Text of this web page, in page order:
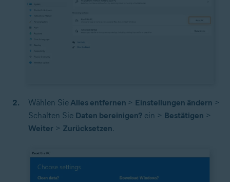
Wählen Sie Alles entfernen > Einstellungen ändern >
Schalten Sie Daten bereinigen? ein > Bestätigen >
Weiter > Zurücksetzen.